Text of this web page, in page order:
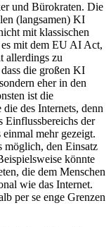
und Bürokraten. Die
(langsamen) KI
mit klassischen
mit dem EU AI Act,
allerdings zu
die großen KI
eher in den
ist die
des Internets, denn
Einflussbereichs der
mehr gezeigt.
möglich, den Einsatz
könnte
die dem Menschen
wie das Internet.
per se enge Grenzen